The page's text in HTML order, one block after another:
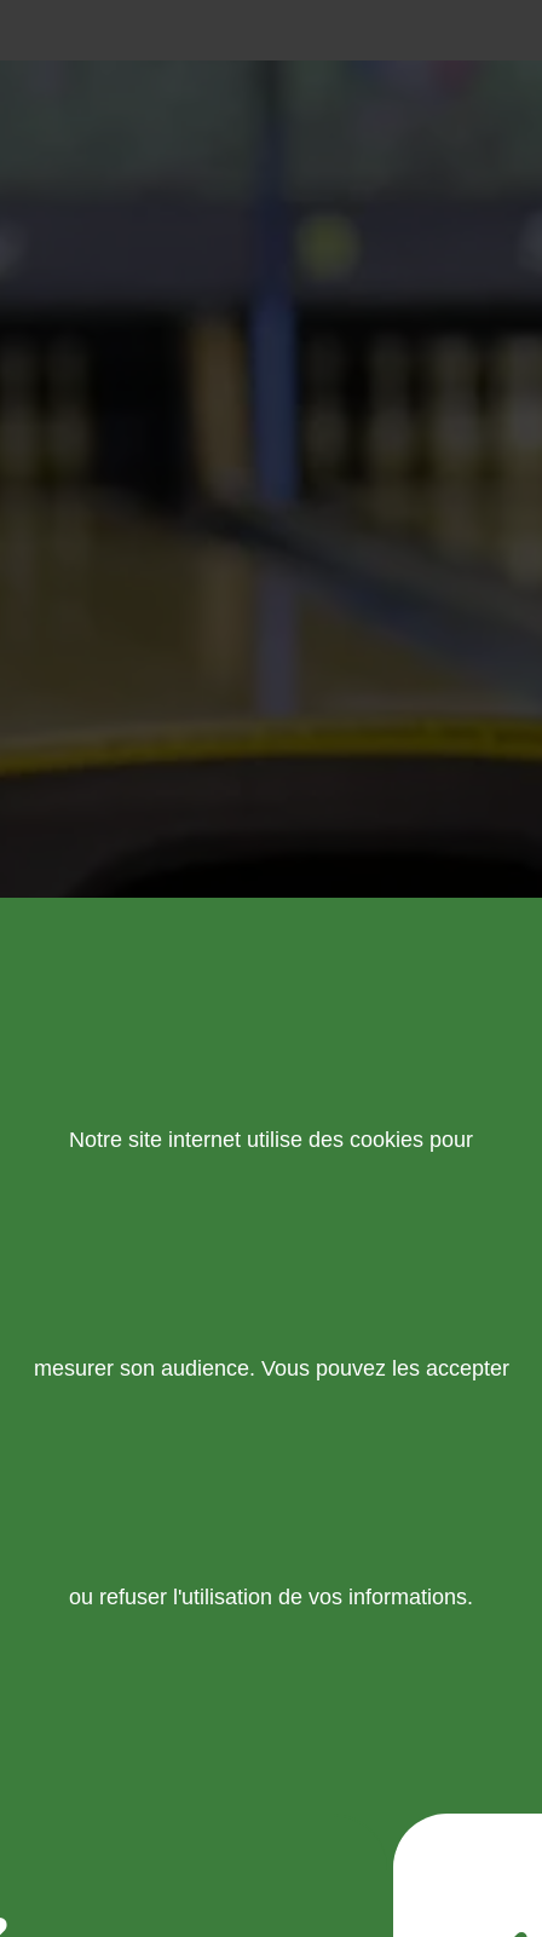
Notre site internet utilise des cookies pour
mesurer son audience. Vous pouvez les accepter
ou refuser l'utilisation de vos informations.